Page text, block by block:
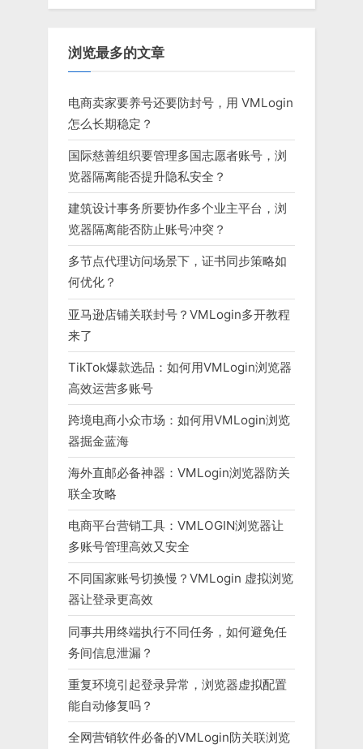
浏览最多的文章
电商卖家要养号还要防封号，用 VMLogin
怎么长期稳定？
国际慈善组织要管理多国志愿者账号，浏
览器隔离能否提升隐私安全？
建筑设计事务所要协作多个业主平台，浏
览器隔离能否防止账号冲突？
多节点代理访问场景下，证书同步策略如
何优化？
亚马逊店铺关联封号？VMLogin多开教程
来了
TikTok爆款选品：如何用VMLogin浏览器
高效运营多账号
跨境电商小众市场：如何用VMLogin浏览
器掘金蓝海
海外直邮必备神器：VMLogin浏览器防关
联全攻略
电商平台营销工具：VMLOGIN浏览器让
多账号管理高效又安全
不同国家账号切换慢？VMLogin 虚拟浏览
器让登录更高效
同事共用终端执行不同任务，如何避免任
务间信息泄漏？
重复环境引起登录异常，浏览器虚拟配置
能自动修复吗？
全网营销软件必备的VMLogin防关联浏览